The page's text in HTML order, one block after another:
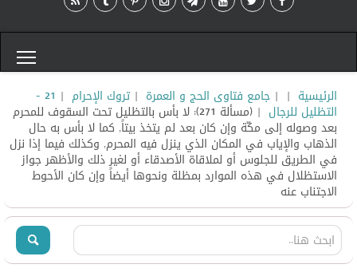
الرئيسية |
| جامع فتاوى الحج و العمرة | تروك الإحرام |
21 -
التظليل للرجال | (مسألة 271): لا بأس بالتظليل تحت السقوف للمحرم
بعد وصوله إلى مكّة وإن كان بعد لم يتخذ بيتاً, كما لا بأس به حال
الذهاب والإياب في المكان الذي ينزل فيه المحرم, وكذلك فيما إذا نزل
في الطريق للجلوس أو لملاقاة الأصدقاء أو لغير ذلك والأظهر جواز
الاستظلال في هذه الموارد بمظلة ونحوها أيضاً وإن كان الأحوط
الاجتناب عنه